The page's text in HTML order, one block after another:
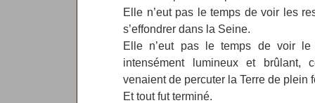
Elle n’eut pas le temps de voir les
s’effondrer dans la Seine.
Elle n’eut pas le temps de voir le
intensément lumineux et brûlant,
venaient de percuter la Terre de plein
Et tout fut terminé.